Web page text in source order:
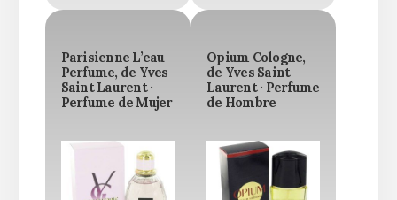
Parisienne L’eau
Perfume, de Yves
Saint Laurent ·
Perfume de Mujer
Opium Cologne,
de Yves Saint
Laurent · Perfume
de Hombre